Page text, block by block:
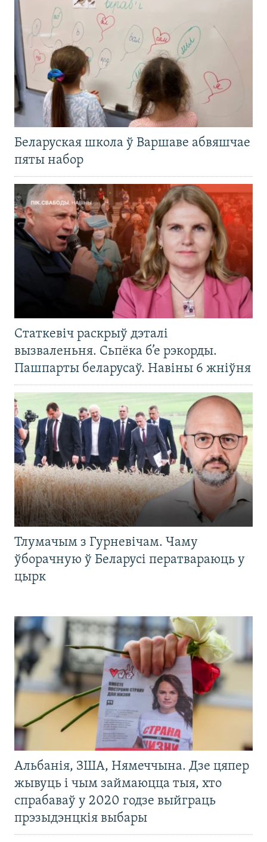
Беларуская школа ў Варшаве абвяшчае
пяты набор
Статкевіч раскрыў дэталі
вызваленьня. Сьпёка б’е рэкорды.
Пашпарты беларусаў. Навіны 6 жніўня
Тлумачым з Гурневічам. Чаму
ўборачную ў Беларусі ператвараюць у
цырк
Альбанія, ЗША, Нямеччына. Дзе цяпер
жывуць і чым займаюцца тыя, хто
спрабаваў у 2020 годзе выйграць
прэзыдэнцкія выбары